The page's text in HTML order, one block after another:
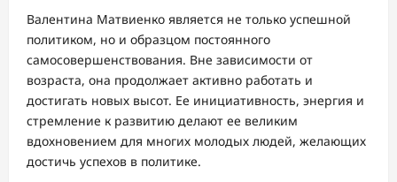
Валентина Матвиенко является не только успешной
политиком, но и образцом постоянного
самосовершенствования. Вне зависимости от
возраста, она продолжает активно работать и
достигать новых высот. Ее инициативность, энергия и
стремление к развитию делают ее великим
вдохновением для многих молодых людей, желающих
достичь успехов в политике.